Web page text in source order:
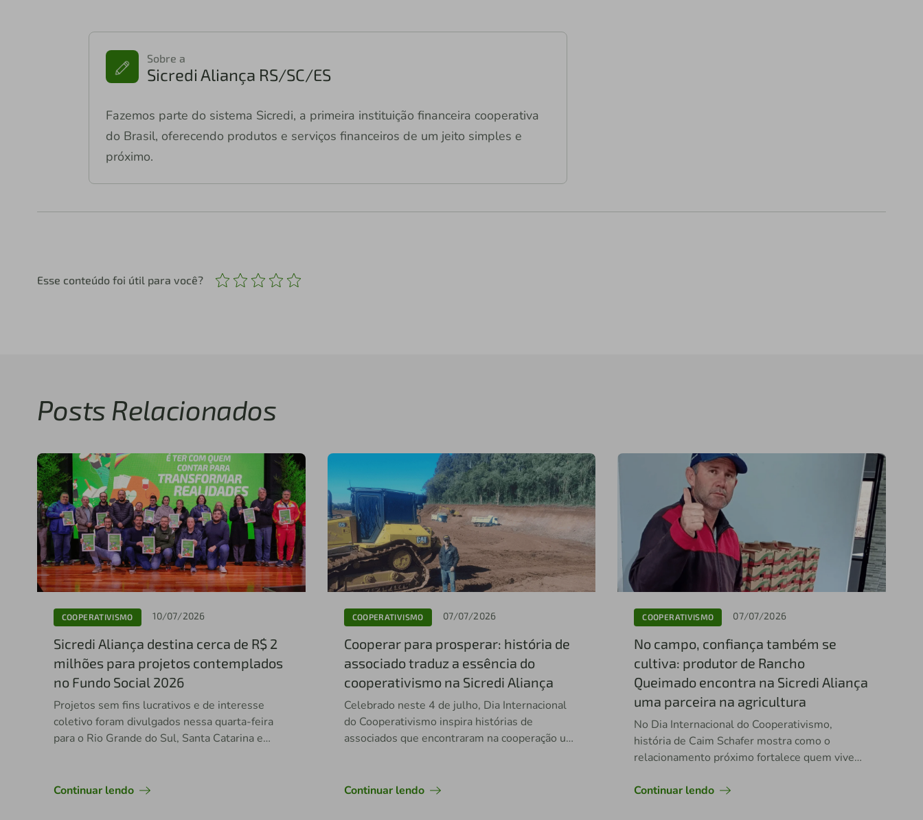
Sobre a
Sicredi Aliança RS/SC/ES
Fazemos parte do sistema Sicredi, a primeira instituição financeira cooperativa
do Brasil, oferecendo produtos e serviços financeiros de um jeito simples e
próximo.
Esse conteúdo foi útil para você?
Posts Relacionados
COOPERATIVISMO 10/07/2026
Sicredi Aliança destina cerca de R$ 2
milhões para projetos contemplados
no Fundo Social 2026
Projetos sem fins lucrativos e de interesse
coletivo foram divulgados nessa quarta-feira
para o Rio Grande do Sul, Santa Catarina e
Continuar lendo
COOPERATIVISMO 07/07/2026
Cooperar para prosperar: história de
associado traduz a essência do
cooperativismo na Sicredi Aliança
Celebrado neste 4 de julho, Dia Internacional
do Cooperativismo inspira histórias de
associados que encontraram na cooperação um
Continuar lendo
COOPERATIVISMO 07/07/2026
No campo, confiança também se
cultiva: produtor de Rancho
Queimado encontra na Sicredi Aliança
uma parceira na agricultura
No Dia Internacional do Cooperativismo,
história de Caim Schafer mostra como o
relacionamento próximo fortalece quem vive
Continuar lendo